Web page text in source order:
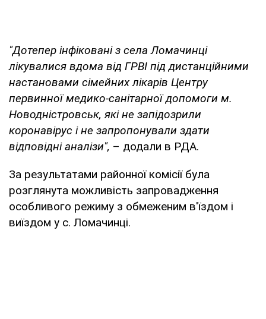
"Дотепер інфіковані з села Ломачинці
лікувалися вдома від ГРВІ під дистанційними
настановами сімейних лікарів Центру
первинної медико-санітарної допомоги м.
Новодністровськ, які не запідозрили
коронавірус і не запропонували здати
відповідні аналізи", – додали в РДА.
За результатами районної комісії була
розглянута можливість запровадження
особливого режиму з обмеженим в'їздом і
виїздом у с. Ломачинці.